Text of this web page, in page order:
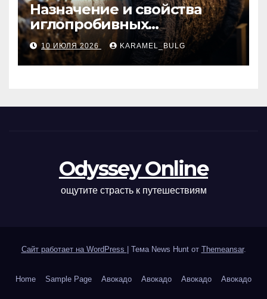
Назначение и свойства
иглопробивных
базальтовых огнеупорных
матов
10 ИЮЛЯ 2026 KARAMEL_BULG
Odyssey Online
ощутите страсть к путешествиям
Сайт работает на WordPress Тема News Hunt от Themeansar.
Home Sample Page Авокадо Авокадо Авокадо Авокадо